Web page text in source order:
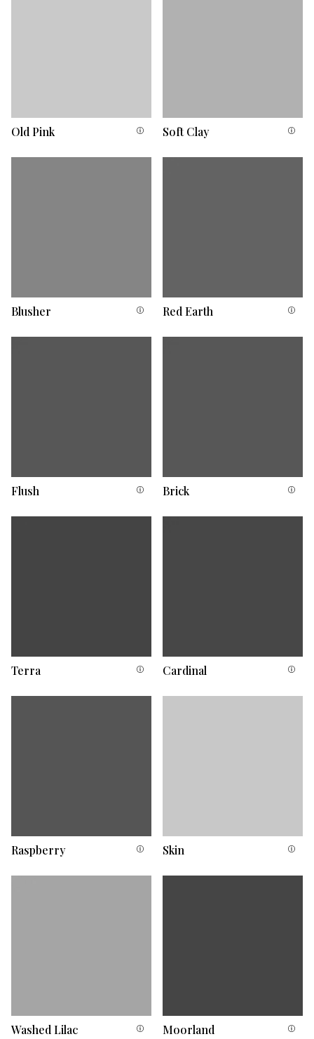
Old Pink Soft Clay
Blusher Red Earth
Flush Brick
Terra Cardinal
Raspberry Skin
Washed Lilac Moorland